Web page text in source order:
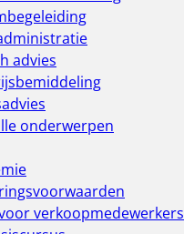
advies
onderwerpen
verkoopmedewerkers